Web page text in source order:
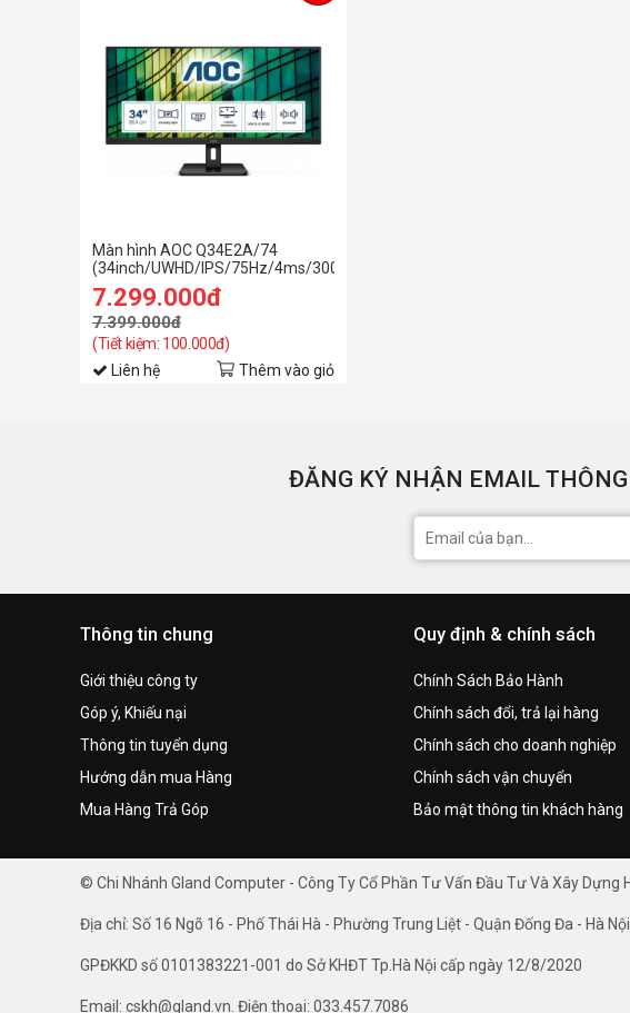
Màn hình AOC Q34E2A/74
(34inch/UWHD/IPS/75Hz/4ms/300nits/HDMI+DP/Loa)
7.299.000đ
7.399.000đ
(Tiết kiệm: 100.000đ)
Liên hệ Thêm vào giỏ
ĐĂNG KÝ NHẬN EMAIL
Thông tin chung
Giới thiệu công ty
Góp ý, Khiếu nại
Thông tin tuyển dụng
Hướng dẫn mua Hàng
Mua Hàng Trả Góp
Quy định & chính sách
Chính Sách Bảo Hành
Chính sách đổi, trả lại hàng
Chính sách cho doanh nghiệp
Chính sách vận chuyển
Bảo mật thông tin khách hàng
© Chi Nhánh Gland Computer - Công Ty Cổ Phần Tư Vấn Đầu Tư Và Xây Dựng
Địa chỉ: Số 16 Ngõ 16 - Phố Thái Hà - Phường Trung Liệt - Quận Đống Đa - Hà Nội
GPĐKKD số 0101383221-001 do Sở KHĐT Tp.Hà Nội cấp ngày 12/8/2020
Email: cskh@gland.vn. Điện thoại: 033.457.7086